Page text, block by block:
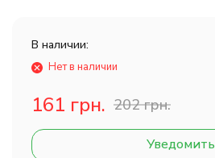
В наличии:
Нет в наличии
161 грн. 202 грн.
Уведомить